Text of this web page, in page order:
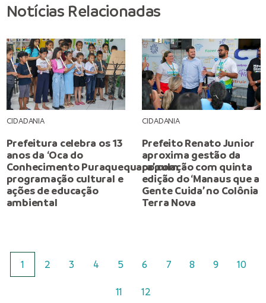
Notícias Relacionadas
CIDADANIA
Prefeitura celebra os 13
anos da ‘Oca do
Conhecimento Puraquequara’ com
programação cultural e
ações de educação
ambiental
CIDADANIA
Prefeito Renato Junior
aproxima gestão da
população com quinta
edição do ‘Manaus que a
Gente Cuida’ no Colônia
Terra Nova
1 2 3 4 5 6 7 8 9 10
11 12